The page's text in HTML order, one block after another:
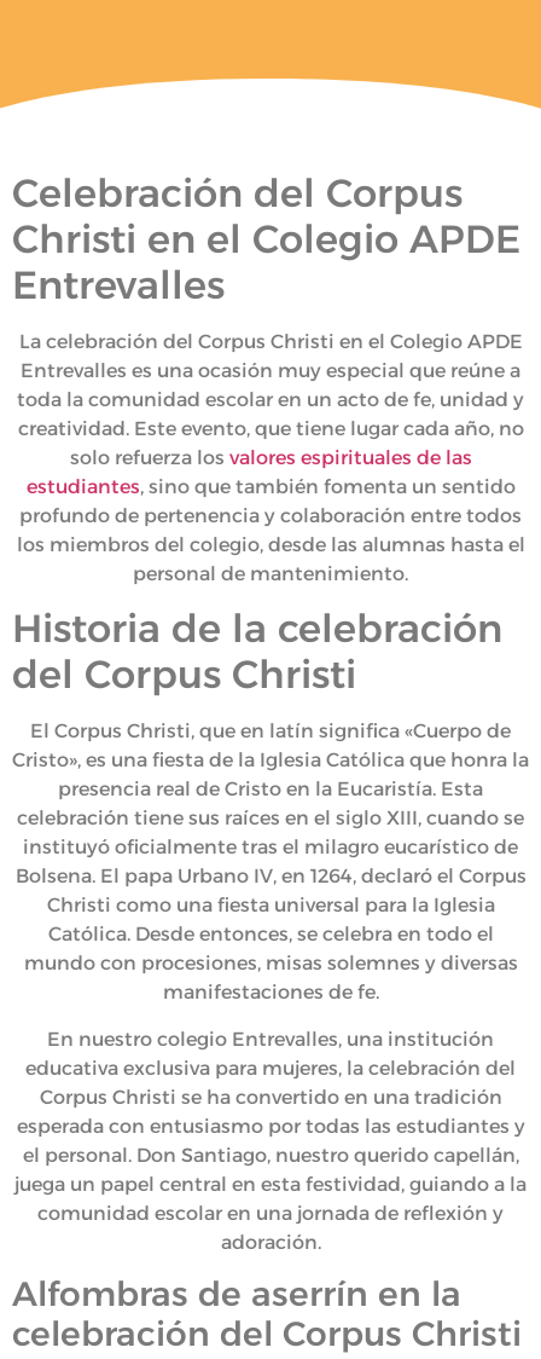
Celebración del Corpus
Christi en el Colegio APDE
Entrevalles
La celebración del Corpus Christi en el Colegio APDE
Entrevalles es una ocasión muy especial que reúne a
toda la comunidad escolar en un acto de fe, unidad y
creatividad. Este evento, que tiene lugar cada año, no
solo refuerza los valores espirituales de las
estudiantes, sino que también fomenta un sentido
profundo de pertenencia y colaboración entre todos
los miembros del colegio, desde las alumnas hasta el
personal de mantenimiento.
Historia de la celebración
del Corpus Christi
El Corpus Christi, que en latín significa «Cuerpo de
Cristo», es una fiesta de la Iglesia Católica que honra la
presencia real de Cristo en la Eucaristía. Esta
celebración tiene sus raíces en el siglo XIII, cuando se
instituyó oficialmente tras el milagro eucarístico de
Bolsena. El papa Urbano IV, en 1264, declaró el Corpus
Christi como una fiesta universal para la Iglesia
Católica. Desde entonces, se celebra en todo el
mundo con procesiones, misas solemnes y diversas
manifestaciones de fe.
En nuestro colegio Entrevalles, una institución
educativa exclusiva para mujeres, la celebración del
Corpus Christi se ha convertido en una tradición
esperada con entusiasmo por todas las estudiantes y
el personal. Don Santiago, nuestro querido capellán,
juega un papel central en esta festividad, guiando a la
comunidad escolar en una jornada de reflexión y
adoración.
Alfombras de aserrín en la
celebración del Corpus Christi